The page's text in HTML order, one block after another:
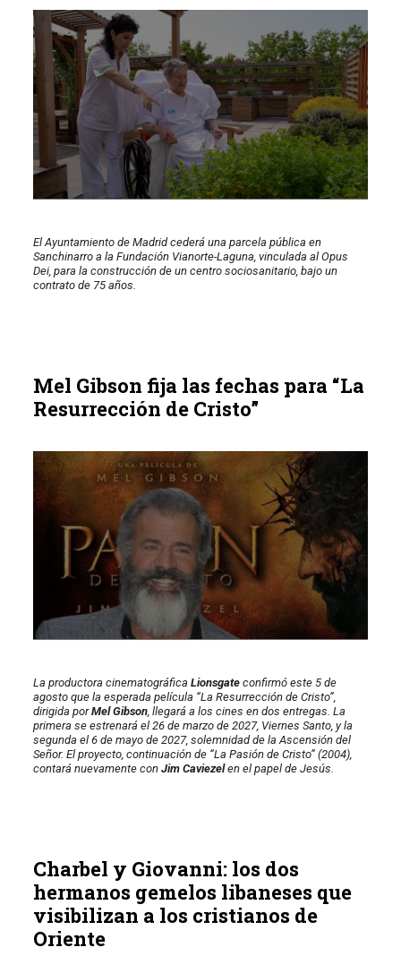
El Ayuntamiento de Madrid cederá una parcela pública en
Sanchinarro a la Fundación Vianorte-Laguna, vinculada al Opus
Dei, para la construcción de un centro sociosanitario, bajo un
contrato de 75 años.
Mel Gibson fija las fechas para “La
Resurrección de Cristo”
La productora cinematográfica Lionsgateconfirmó este 5 de
agosto que la esperada película “La Resurrección de Cristo”,
dirigida porMel Gibson, llegará a los cines en dos entregas. La
primera se estrenará el 26 de marzo de 2027, Viernes Santo, y la
segunda el 6 de mayo de 2027, solemnidad de la Ascensión del
Señor. El proyecto, continuación de “La Pasión de Cristo” (2004),
contará nuevamente con Jim Caviezelen el papel de Jesús.
Charbel y Giovanni: los dos
hermanos gemelos libaneses que
visibilizan a los cristianos de
Oriente